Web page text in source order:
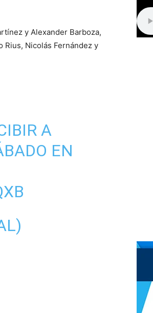
y Alexander Barboza,
Rius, Nicolás Fernández y
A
EN